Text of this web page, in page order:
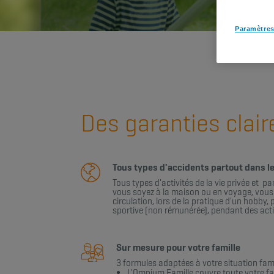
Des garanties
Tous types d'accidents partout dans
Tous types d'activités de la vie privée et
vous soyez à la maison ou en voyage,
circulation, lors de la pratique d'un hobby,
sportive (non rémunérée), pendant des
Sur mesure pour votre famille
​3 formules adaptées à votre situation